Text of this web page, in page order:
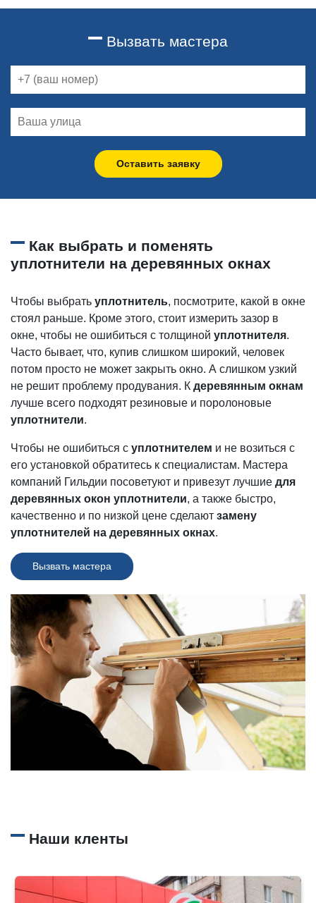
Вызвать мастера
Оставить заявку
Как выбрать и поменять
уплотнители на деревянных окнах
Чтобы выбрать уплотнитель, посмотрите, какой в окне
стоял раньше. Кроме этого, стоит измерить зазор в
окне, чтобы не ошибиться с толщиной уплотнителя.
Часто бывает, что, купив слишком широкий, человек
потом просто не может закрыть окно. А слишком узкий
не решит проблему продувания. К деревянным окнам
лучше всего подходят резиновые и поролоновые
уплотнители.
Чтобы не ошибиться с уплотнителем и не возиться с
его установкой обратитесь к специалистам. Мастера
компаний Гильдии посоветуют и привезут лучшие для
деревянных окон уплотнители, а также быстро,
качественно и по низкой цене сделают замену
уплотнителей на деревянных окнах.
Вызвать мастера
Наши кленты